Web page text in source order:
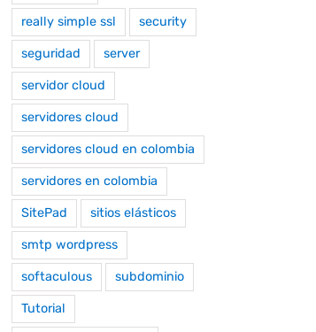
really simple ssl security
seguridad server
servidor cloud
servidores cloud
servidores cloud en colombia
servidores en colombia
SitePad sitios elásticos
smtp wordpress
softaculous subdominio
Tutorial